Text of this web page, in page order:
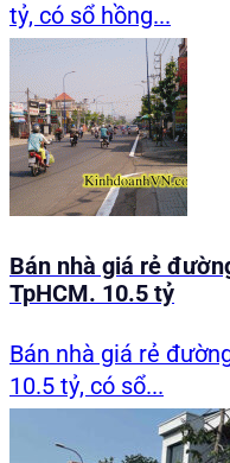
tỷ, có sổ hồng...
Bán nhà giá rẻ
TpHCM. 10.5 tỷ
Bán nhà giá rẻ
10.5 tỷ, có sổ...